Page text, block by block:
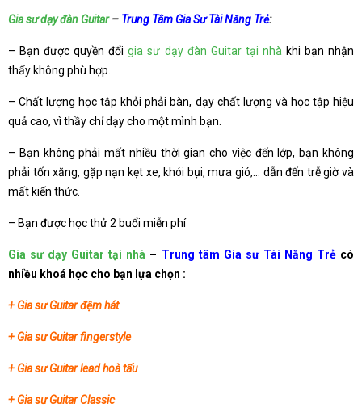
Gia sư dạy đàn Guitar– Trung Tâm Gia Sư Tài Năng Trẻ:
– Bạn được quyền đổigia sư dạy đàn Guitar tại nhà khi bạn nhận
thấy không phù hợp.
– Chất lượng học tập khỏi phải bàn, dạy chất lượng và học tập hiệu
quả cao, vì thầy chỉ dạy cho một mình bạn.
– Bạn không phải mất nhiều thời gian cho việc đến lớp, bạn không
phải tốn xăng, gặp nạn kẹt xe, khói bụi, mưa gió,… dẫn đến trễ giờ và
mất kiến thức.
– Bạn được học thử 2 buổi miễn phí
Gia sư dạy Guitar tại nhà – Trung tâm Gia sư Tài Năng Trẻcó
nhiều khoá học cho bạn lựa chọn :
+ Gia sư Guitar đệm hát
+ Gia sư Guitar fingerstyle
+ Gia sư Guitar lead hoà tấu
+ Gia sư Guitar Classic